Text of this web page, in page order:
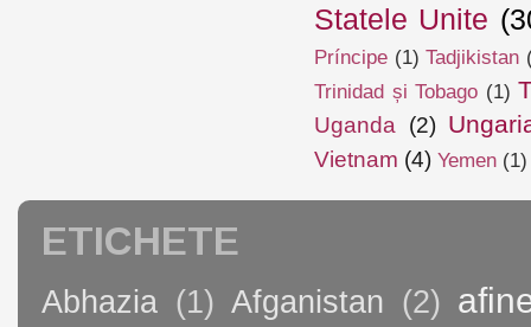
Statele Unite
Príncipe (1) Tadjikistan
Trinidad și Tobago (1)
Uganda (2)
Vietnam (4) Yemen (1)
ETICHETE
Abhazia (1) Afganistan (2)